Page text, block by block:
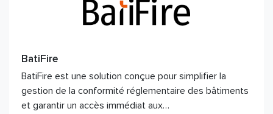
BatiFire
BatiFire est une solution conçue pour simplifier la
gestion de la conformité réglementaire des bâtiments
et garantir un accès immédiat aux…